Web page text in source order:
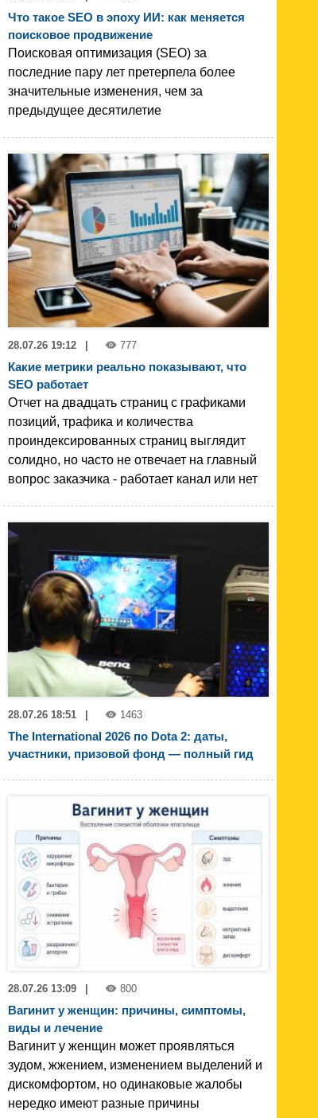
Что такое SEO в эпоху ИИ: как меняется
поисковое продвижение
Поисковая оптимизация (SEO) за
последние пару лет претерпела более
значительные изменения, чем за
предыдущее десятилетие
28.07.26 19:12 777
Какие метрики реально показывают, что
SEO работает
Отчет на двадцать страниц с графиками
позиций, трафика и количества
проиндексированных страниц выглядит
солидно, но часто не отвечает на главный
вопрос заказчика - работает канал или нет
28.07.26 18:51 1463
The International 2026 по Dota 2: даты,
участники, призовой фонд — полный гид
28.07.26 13:09 | 800
Вагинит у женщин: причины, симптомы,
виды и лечение
Вагинит у женщин может проявляться
зудом, жжением, изменением выделений и
дискомфортом, но одинаковые жалобы
нередко имеют разные причины